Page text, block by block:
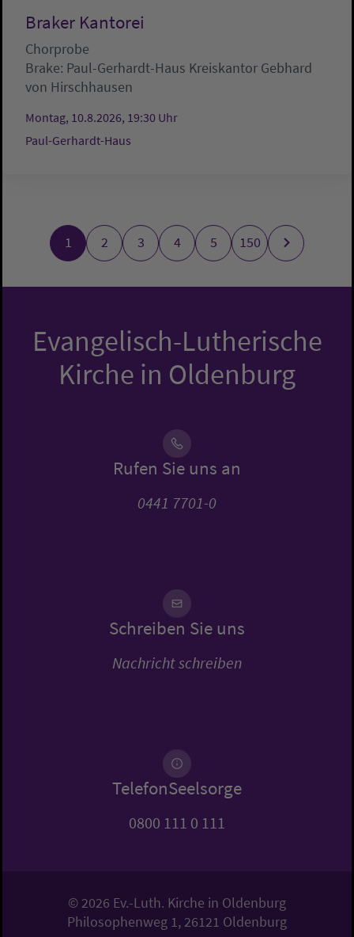
Braker Kantorei
Chorprobe
Brake: Paul-Gerhardt-Haus Kreiskantor Gebhard
von Hirschhausen
Montag, 10.8.2026, 19:30 Uhr
Paul-Gerhardt-Haus
1 2 3 4 5 150
Evangelisch-Lutherische
Kirche in Oldenburg
Rufen Sie uns an
0441 7701-0
Schreiben Sie uns
Nachricht schreiben
TelefonSeelsorge
0800 111 0 111
© 2026 Ev.-Luth. Kirche in Oldenburg
Philosophenweg 1, 26121 Oldenburg